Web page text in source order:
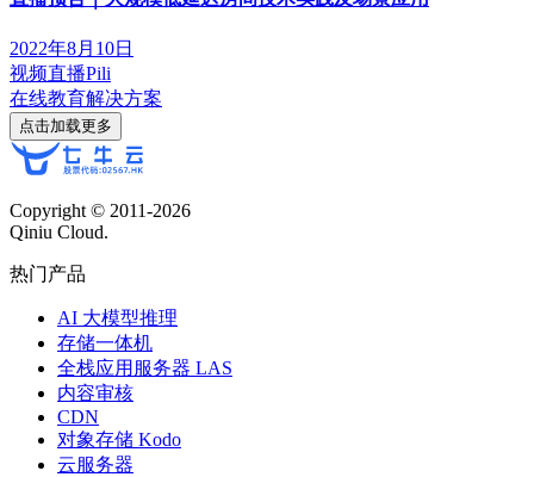
2022年8月10日
视频直播Pili
在线教育解决方案
点击加载更多
Copyright © 2011-2026
Qiniu Cloud.
热门产品
AI 大模型推理
存储一体机
全栈应用服务器 LAS
内容审核
CDN
对象存储 Kodo
云服务器